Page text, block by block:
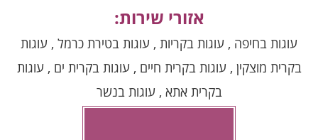
אזורי שירות:
עוגות בחיפה , עוגות בקריות , עוגות בטירת כרמל , עוגות
בקרית מוצקין , עוגות בקרית חיים , עוגות בקרית ים , עוגות
בקרית אתא , עוגות בנשר